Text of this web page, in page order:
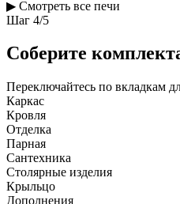
▶ Смотреть все печи
Шаг 4/5
Соберите
Переключайтесь по вкладкам
Каркас
Кровля
Отделка
Парная
Сантехника
Столярные изделия
Крыльцо
Дополнения